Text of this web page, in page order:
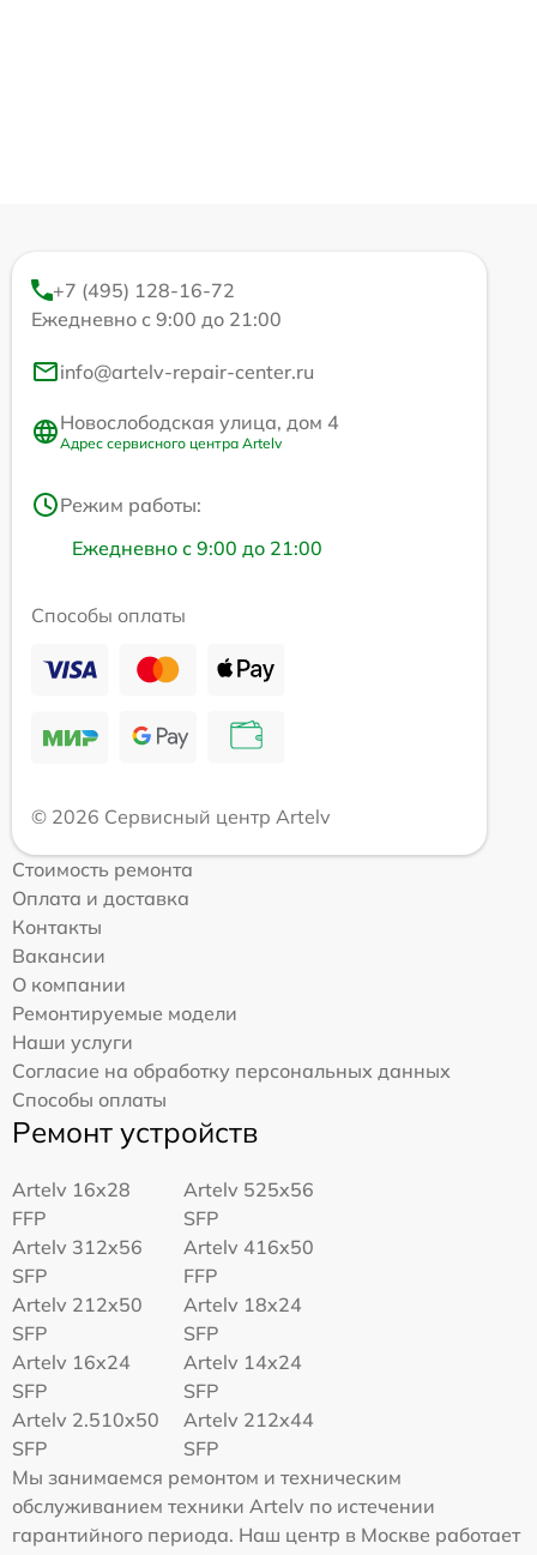
+7 (495) 128-16-72
Ежедневно с 9:00 до 21:00
info@artelv-repair-center.ru
Новослободская улица, дом 4
Адрес сервисного центра Artelv
Режим работы:
Ежедневно с 9:00 до 21:00
Способы оплаты
© 2026 Сервисный центр Artelv
Стоимость ремонта
Оплата и доставка
Контакты
Вакансии
О компании
Ремонтируемые модели
Наши услуги
Согласие на обработку персональных данных
Способы оплаты
Ремонт устройств
Artelv 16x28
FFP
Artelv 525x56
SFP
Artelv 312x56
SFP
Artelv 416x50
FFP
Artelv 212x50
SFP
Artelv 18x24
SFP
Artelv 16x24
SFP
Artelv 14x24
SFP
Artelv 2.510x50
SFP
Artelv 212x44
SFP
Мы занимаемся ремонтом и техническим
обслуживанием техники Artelv по истечении
гарантийного периода. Наш центр в Москве работает